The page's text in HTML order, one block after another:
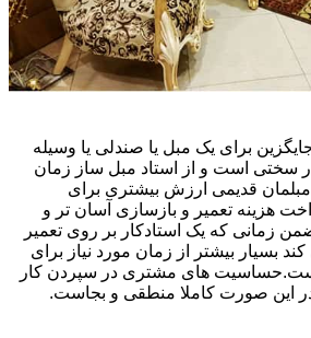
برای یک مبل یا صندلی یا وسیله
سختی است و از استاد مبل ساز زمان
قدیمی ارزش بیشتری برای
هزینه تعمیر و بازسازی آسان تر و
زمانی که یک استادکار بر روی تعمیر
بسیار بیشتر از زمان مورد نیاز برای
های مشتری در سپردن کار
در این صورت کاملا منطقی و بجاست.